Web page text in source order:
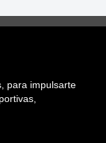
para impulsarte